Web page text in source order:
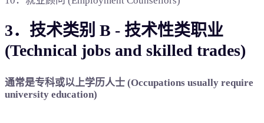
3．技术类别 B - 技术性类职业
(Technical jobs and skilled trades)
通常是专科或以上学历人士 (Occupations usually require
university education)